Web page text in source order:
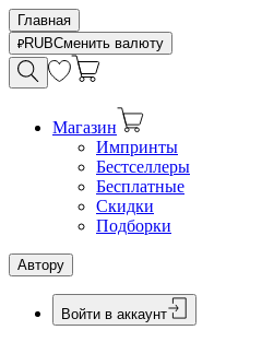
Главная
RUBСменить валюту
Магазин
Импринты
Бестселлеры
Бесплатные
Скидки
Подборки
Автору
Войти в аккаунт